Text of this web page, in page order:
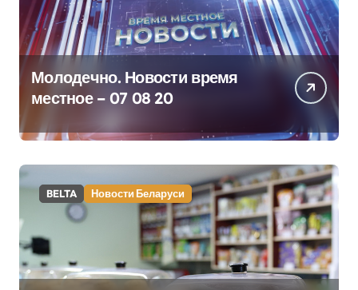
Молодечно. Новости время
местное – 07 08 20
BELTA Новости Беларуси